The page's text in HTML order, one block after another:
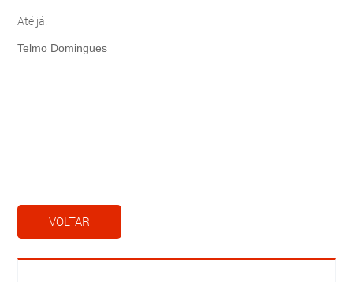
Até já!
Telmo Domingues
VOLTAR